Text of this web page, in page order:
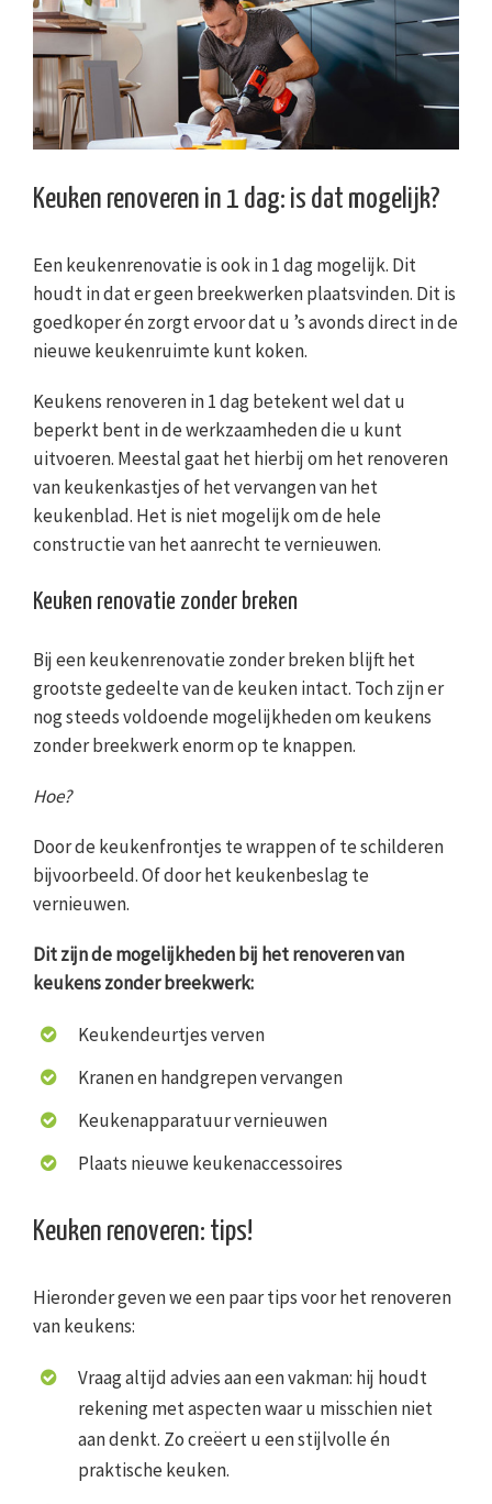
Keuken renoveren in 1 dag: is dat mogelijk?
Een keukenrenovatie is ook in 1 dag mogelijk. Dit
houdt in dat er geen breekwerken plaatsvinden. Dit is
goedkoper én zorgt ervoor dat u ’s avonds direct in de
nieuwe keukenruimte kunt koken.
Keukens renoveren in 1 dag betekent wel dat u
beperkt bent in de werkzaamheden die u kunt
uitvoeren. Meestal gaat het hierbij om het renoveren
van keukenkastjes of het vervangen van het
keukenblad. Het is niet mogelijk om de hele
constructie van het aanrecht te vernieuwen.
Keuken renovatie zonder breken
Bij een keukenrenovatie zonder breken blijft het
grootste gedeelte van de keuken intact. Toch zijn er
nog steeds voldoende mogelijkheden om keukens
zonder breekwerk enorm op te knappen.
Hoe?
Door de keukenfrontjes te wrappen of te schilderen
bijvoorbeeld. Of door het keukenbeslag te
vernieuwen.
Dit zijn de mogelijkheden bij het renoveren van
keukens zonder breekwerk:
Keukendeurtjes verven
Kranen en handgrepen vervangen
Keukenapparatuur vernieuwen
Plaats nieuwe keukenaccessoires
Keuken renoveren: tips!
Hieronder geven we een paar tips voor het renoveren
van keukens:
Vraag altijd advies aan een vakman: hij houdt
rekening met aspecten waar u misschien niet
aan denkt. Zo creëert u een stijlvolle én
praktische keuken.